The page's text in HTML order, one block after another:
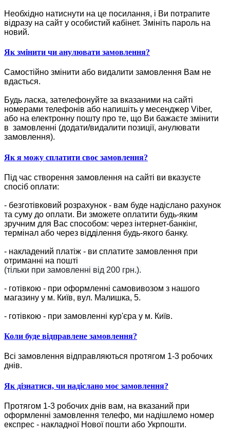
Необхідно натиснути на це посилання, і Ви потрапите
відразу на сайт у особистий кабінет. Змініть пароль на
новий.
Як змінити чи анулювати замовлення?
Самостійно змінити або видалити замовлення Вам не
вдасться.
Будь ласка, зателефонуйте за вказаними на сайті
номерами телефонів або напишіть у месенджер Viber,
або на електронну пошту про те, що Ви бажаєте змінити
в замовленні (додати/видалити позиції, анулювати
замовлення).
Як я можу сплатити своє замовлення?
Під час створення замовлення на сайті ви вказуєте
спосіб оплати:
- безготівковий розрахунок - вам буде надіслано рахунок
та суму до оплати. Ви зможете оплатити будь-яким
зручним для Вас способом: через інтернет-банкінг,
термінал або через відділення будь-якого банку.
- накладений платіж - ви сплатите замовлення при
отриманні на пошті
(тільки при замовленні від 200 грн.).
- готівкою - при оформленні самовивозом з нашого
магазину у м. Київ, вул. Малишка, 5.
- готівкою - при замовленні кур'єра у м. Київ.
Коли буде відправлене замовлення?
Всі замовлення відправляються протягом 1-3 робочих
днів.
Як дізнатися, чи надіслано моє замовлення?
Протягом 1-3 робочих днів вам, на вказаний при
оформленні замовлення телефо, ми надішлемо номер
експрес - накладної Нової пошти або Укрпошти.